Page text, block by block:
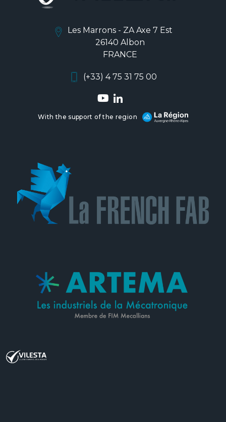
Les Marrons - ZA Axe 7 Est
26140 Albon
FRANCE
(+33) 4 75 31 75 00
With the support of the region